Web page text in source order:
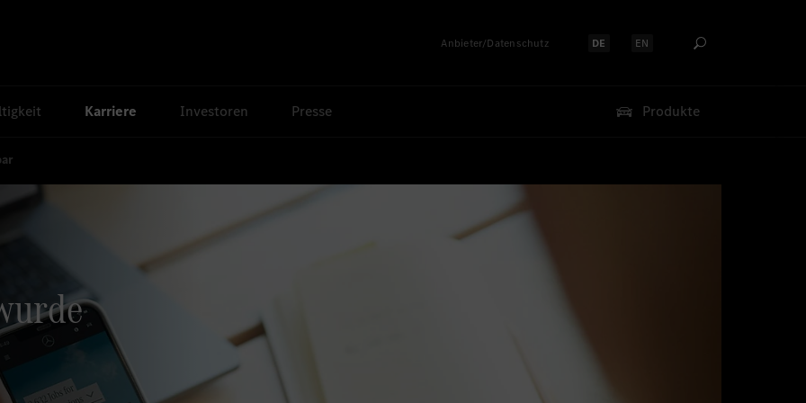
Anbieter/Datenschutz Sprache auswählen:
DE Sprache auswählen:
EN
Karriere Investoren Presse Produkte